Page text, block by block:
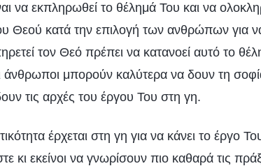
να εκπληρωθεί το θέλημά Του και να
Θεού κατά την επιλογή των ανθρώπων για
τον Θεό πρέπει να κατανοεί αυτό το
άνθρωποι μπορούν καλύτερα να δουν τη
τις αρχές του έργου Του στη γη.
έρχεται στη γη για να κάνει το έργο
κι εκείνοι να γνωρίσουν πιο καθαρά τις